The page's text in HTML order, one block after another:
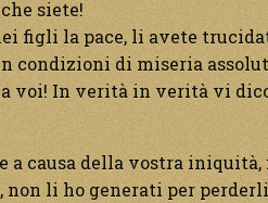
siete!
figli la pace, li avete
condizioni di miseria
a voi! In verità in verità vi
a causa della vostra
li ho generati per